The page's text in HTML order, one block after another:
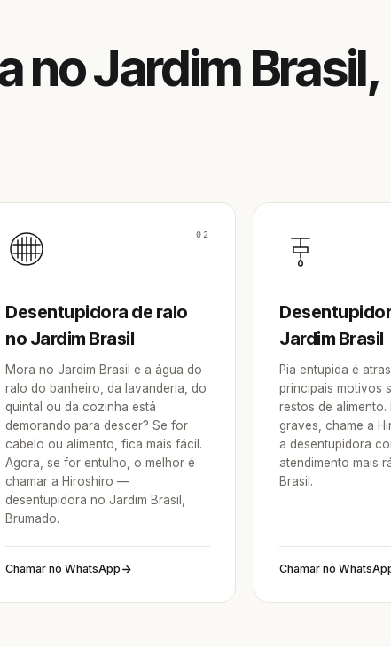
no Jardim Brasil,
02
Desentupidora de ralo
no Jardim Brasil
Mora no Jardim Brasil e a água do
ralo do banheiro, da lavanderia, do
quintal ou da cozinha está
demorando para descer? Se for
cabelo ou alimento, fica mais fácil.
Agora, se for entulho, o melhor é
chamar a Hiroshiro —
desentupidora no Jardim Brasil,
Brumado.
Chamar no WhatsApp
Jardim Brasil
Pia entupida é
principais motivos
restos de alimento.
graves, chame a
a desentupidora
atendimento mais
Brasil.
Chamar no